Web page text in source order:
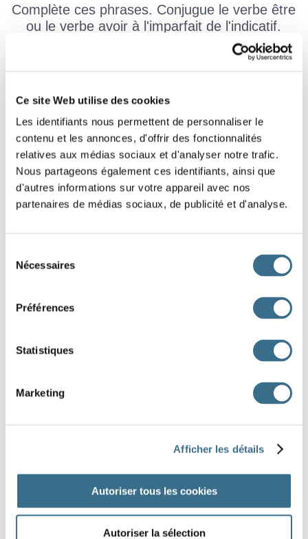
Ce site Web utilise des cookies
Les identifiants nous permettent de personnaliser le
contenu et les annonces, d'offrir des fonctionnalités
relatives aux médias sociaux et d'analyser notre trafic.
Nous partageons également ces identifiants, ainsi que
d'autres informations sur votre appareil avec nos
partenaires de médias sociaux, de publicité et d'analyse.
Nécessaires
Préférences
Statistiques
Marketing
Afficher les détails
Autoriser tous les cookies
Autoriser la sélection
Complète ces phrases. Conjugue le verbe être
ou le verbe avoir à l'imparfait de l'indicatif.
"j'ai terminé"pour
pas bien du tout.
Ils nombreux à attendre devant le gymnase,
ils hâte de rentrer.